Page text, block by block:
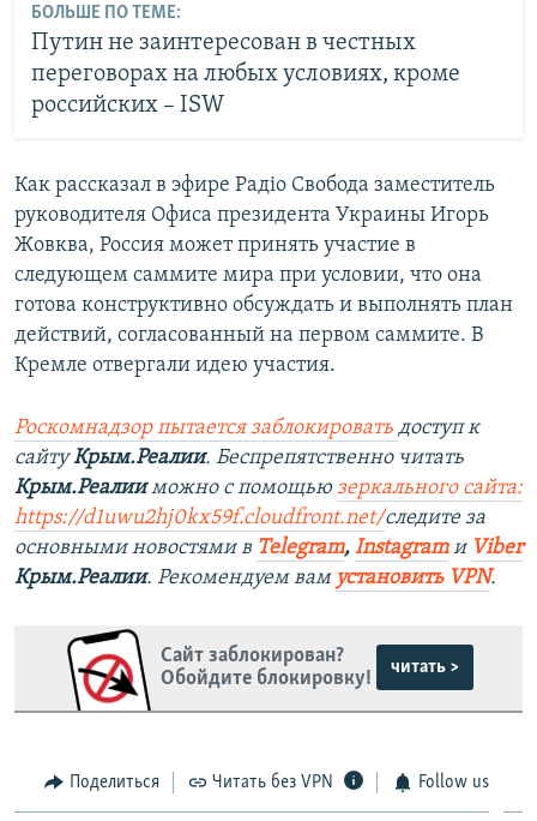
БОЛЬШЕ ПО ТЕМЕ:
Путин не заинтересован в честных
переговорах на любых условиях, кроме
российских – ISW
Как рассказал в эфире Радіо Свобода заместитель
руководителя Офиса президента Украины Игорь
Жовква, Россия может принять участие в
следующем саммите мира при условии, что она
готова конструктивно обсуждать и выполнять план
действий, согласованный на первом саммите. В
Кремле отвергали идею участия.
Роскомнадзор пытается заблокировать доступ к
сайтуКрым.Реалии. Беспрепятственно читать
Крым.Реалииможно с помощью зеркального сайта:
https://d1uwu2hj0kx59f.cloudfront.net/следите за
основными новостями в Telegram, Instagramи Viber
Крым.Реалии. Рекомендуем вам установить VPN.
Сайт заблокирован?
Обойдите блокировку!
читать >
Поделиться Читать без VPN Follow us